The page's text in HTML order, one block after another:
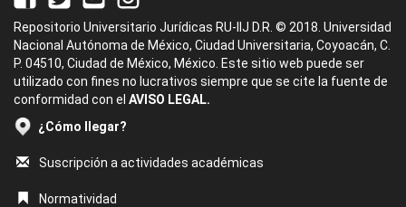
Repositorio Universitario Jurídicas RU-IIJ D.R. © 2018. Universidad
Nacional Autónoma de México, Ciudad Universitaria, Coyoacán, C.
P. 04510, Ciudad de México, México. Este sitio web puede ser
utilizado con fines no lucrativos siempre que se cite la fuente de
conformidad con el AVISO LEGAL.
¿Cómo llegar?
Suscripción a actividades académicas
Normatividad